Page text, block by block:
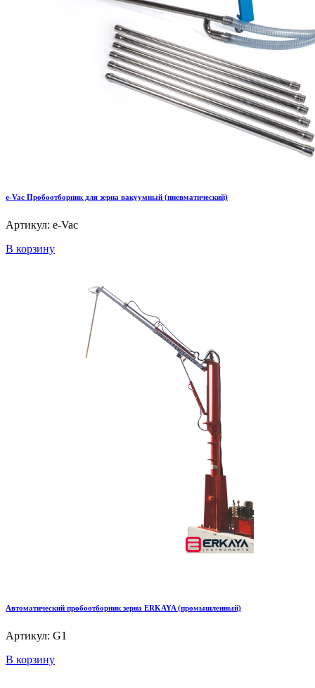
e-Vac Пробоотборник для зерна вакуумный (пневматический)
Артикул: e-Vac
В корзину
Автоматический пробоотборник зерна ERKAYA (промышленный)
Артикул: G1
В корзину